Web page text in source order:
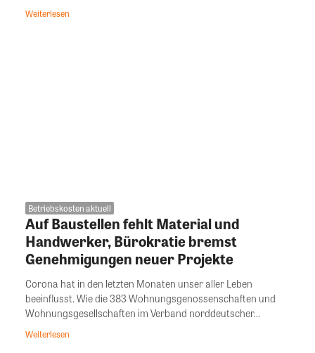
Weiterlesen
Betriebskosten aktuell
Auf Baustellen fehlt Material und
Handwerker, Bürokratie bremst
Genehmigungen neuer Projekte
Corona hat in den letzten Monaten unser aller Leben
beeinflusst. Wie die 383 Wohnungsgenossenschaften und
Wohnungsgesellschaften im Verband norddeutscher...
Weiterlesen